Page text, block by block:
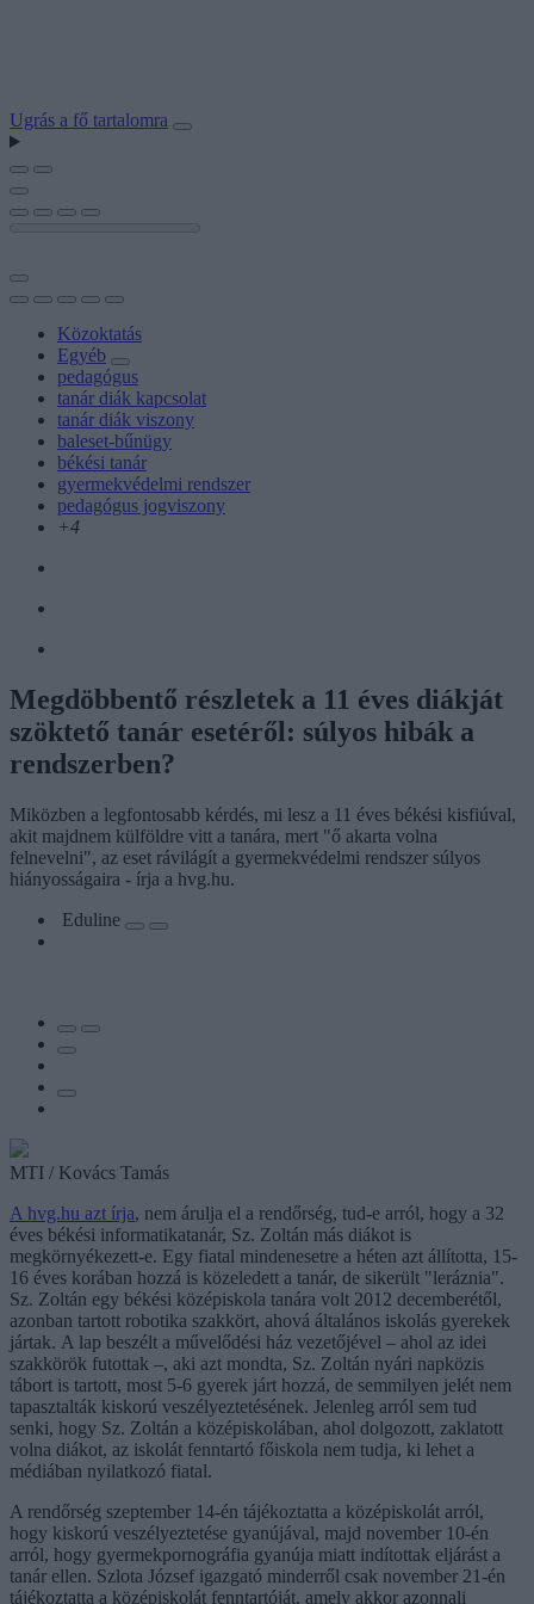
Ugrás a fő tartalomra
Közoktatás
Egyéb
pedagógus
tanár diák kapcsolat
tanár diák viszony
baleset-bűnügy
békési tanár
gyermekvédelmi rendszer
pedagógus jogviszony
+4
Megdöbbentő részletek a 11 éves diákját
szöktető tanár esetéről: súlyos hibák a
rendszerben?
Miközben a legfontosabb kérdés, mi lesz a 11 éves békési kisfiúval,
akit majdnem külföldre vitt a tanára, mert "ő akarta volna
felnevelni", az eset rávilágít a gyermekvédelmi rendszer súlyos
hiányosságaira - írja a hvg.hu.
Eduline
MTI / Kovács Tamás
A hvg.hu azt írja, nem árulja el a rendőrség, tud-e arról, hogy a 32
éves békési informatikatanár, Sz. Zoltán más diákot is
megkörnyékezett-e. Egy fiatal mindenesetre a héten azt állította, 15-
16 éves korában hozzá is közeledett a tanár, de sikerült "leráznia".
Sz. Zoltán egy békési középiskola tanára volt 2012 decemberétől,
azonban tartott robotika szakkört, ahová általános iskolás gyerekek
jártak. A lap beszélt a művelődési ház vezetőjével – ahol az idei
szakkörök futottak –, aki azt mondta, Sz. Zoltán nyári napközis
tábort is tartott, most 5-6 gyerek járt hozzá, de semmilyen jelét nem
tapasztalták kiskorú veszélyeztetésének. Jelenleg arról sem tud
senki, hogy Sz. Zoltán a középiskolában, ahol dolgozott, zaklatott
volna diákot, az iskolát fenntartó főiskola nem tudja, ki lehet a
médiában nyilatkozó fiatal.
A rendőrség szeptember 14-én tájékoztatta a középiskolát arról,
hogy kiskorú veszélyeztetése gyanújával, majd november 10-én
arról, hogy gyermekpornográfia gyanúja miatt indítottak eljárást a
tanár ellen. Szlota József igazgató minderről csak november 21-én
tájékoztatta a középiskolát fenntartóját, amely akkor azonnali